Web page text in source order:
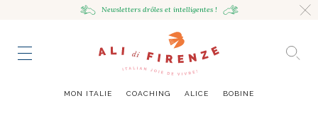
Newsletters drôles et intelligentes !
MON ITALIE COACHING ALICE BOBINE
VOYAGEUSE
master